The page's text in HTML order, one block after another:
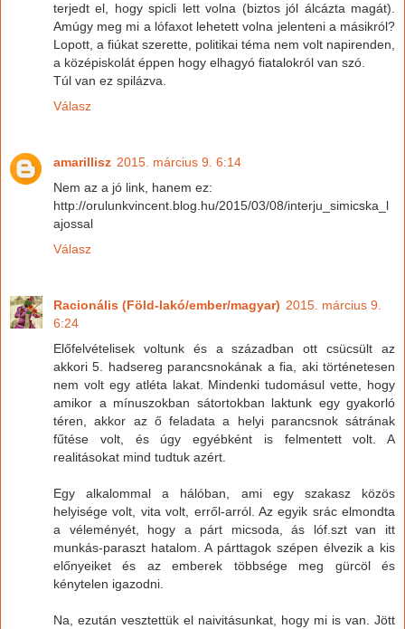
terjedt el, hogy spicli lett volna (biztos jól álcázta magát).
Amúgy meg mi a lófaxot lehetett volna jelenteni a másikról?
Lopott, a fiúkat szerette, politikai téma nem volt napirenden,
a középiskolát éppen hogy elhagyó fiatalokról van szó.
Túl van ez spilázva.
Válasz
amarillisz 2015. március 9. 6:14
Nem az a jó link, hanem ez:
http://orulunkvincent.blog.hu/2015/03/08/interju_simicska_l
ajossal
Válasz
Racionális (Föld-lakó/ember/magyar) 2015. március 9.
6:24
Előfelvételisek voltunk és a században ott csücsült az
akkori 5. hadsereg parancsnokának a fia, aki történetesen
nem volt egy atléta lakat. Mindenki tudomásul vette, hogy
amikor a mínuszokban sátortokban laktunk egy gyakorló
téren, akkor az ő feladata a helyi parancsnok sátrának
fűtése volt, és úgy egyébként is felmentett volt. A
realitásokat mind tudtuk azért.
Egy alkalommal a hálóban, ami egy szakasz közös
helyisége volt, vita volt, erről-arról. Az egyik srác elmondta
a véleményét, hogy a párt micsoda, ás lóf.szt van itt
munkás-paraszt hatalom. A párttagok szépen élvezik a kis
előnyeiket és az emberek többsége meg gürcöl és
kénytelen igazodni.
Na, ezután vesztettük el naivitásunkat, hogy mi is van. Jött